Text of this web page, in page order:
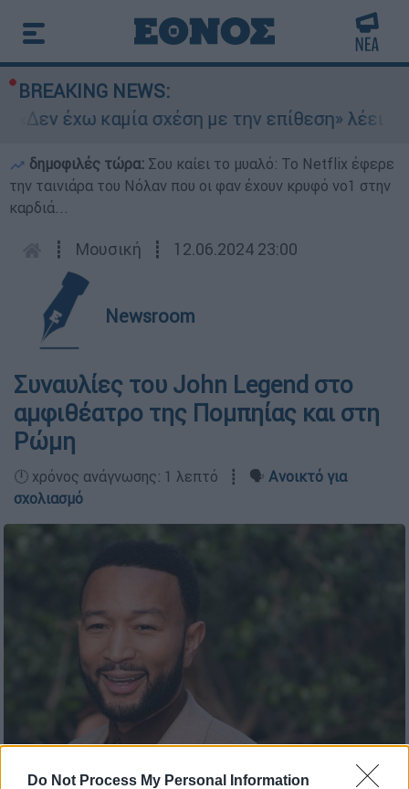
Do Not Process My Personal Information
BREAKING NEWS:
έχω καμία σχέση με την επίθεση» λέει η
δημοφιλές τώρα: Σου καίει το μυαλό: Το Netflix έφερε
την ταινιάρα του Νόλαν που οι φαν έχουν κρυφό νο1 στην
καρδιά...
┋ Μουσική ┋ 12.06.2024 23:00
Newsroom
Συναυλίες του John Legend στο
αμφιθέατρο της Πομπηίας και στη
Ρώμη
🕛 χρόνος ανάγνωσης: 1 λεπτό ┋ 🗣️ Ανοικτό για
σχολιασμό
AP photo